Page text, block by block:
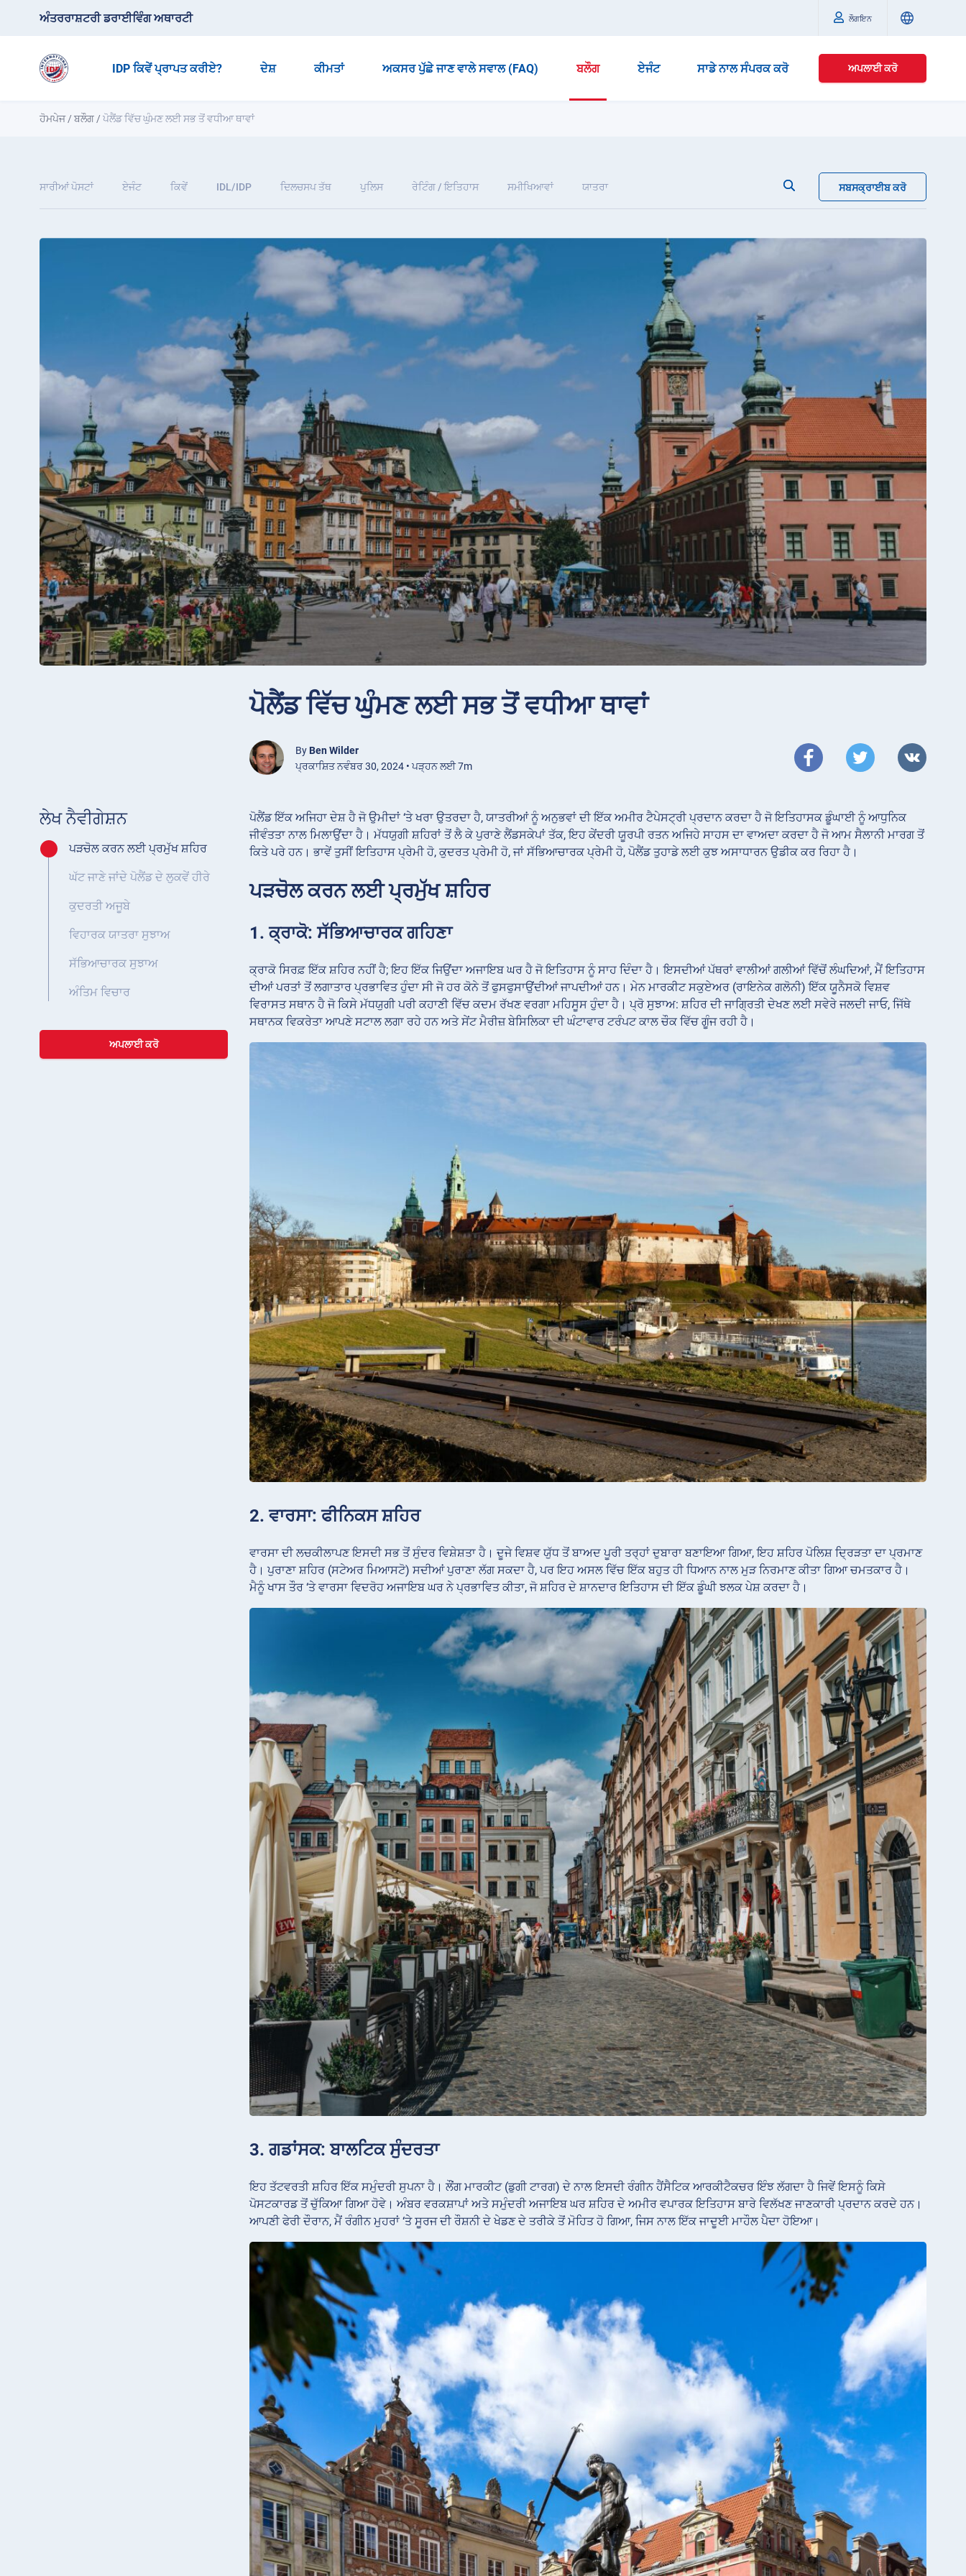
ਅੰਤਰਰਾਸ਼ਟਰੀ ਡਰਾਈਵਿੰਗ ਅਥਾਰਟੀ ਲੌਗਇਨ
IDP ਕਿਵੇਂ ਪ੍ਰਾਪਤ ਕਰੀਏ? ਦੇਸ਼ ਕੀਮਤਾਂ ਅਕਸਰ ਪੁੱਛੇ ਜਾਣ ਵਾਲੇ ਸਵਾਲ (FAQ) ਬਲੌਗ ਏਜੰਟ ਸਾਡੇ ਨਾਲ ਸੰਪਰਕ ਕਰੋ ਅਪਲਾਈ ਕਰੋ
ਹੋਮਪੇਜ/ਬਲੌਗ /ਪੋਲੈਂਡ ਵਿੱਚ ਘੁੰਮਣ ਲਈ ਸਭ ਤੋਂ ਵਧੀਆ ਥਾਵਾਂ
ਸਾਰੀਆਂ ਪੋਸਟਾਂ ਏਜੰਟ ਕਿਵੇਂ IDL/IDP ਦਿਲਚਸਪ ਤੱਥ ਪੁਲਿਸ ਰੇਟਿੰਗ / ਇਤਿਹਾਸ ਸਮੀਖਿਆਵਾਂ ਯਾਤਰਾ ਸਬਸਕ੍ਰਾਈਬ ਕਰੋ
ਪੋਲੈਂਡ ਵਿੱਚ ਘੁੰਮਣ ਲਈ ਸਭ ਤੋਂ ਵਧੀਆ ਥਾਵਾਂ
By Ben Wilder
ਪ੍ਰਕਾਸ਼ਿਤ ਨਵੰਬਰ 30, 2024 • ਪੜ੍ਹਨ ਲਈ 7m
ਲੇਖ ਨੈਵੀਗੇਸ਼ਨ
ਪੜਚੋਲ ਕਰਨ ਲਈ ਪ੍ਰਮੁੱਖ ਸ਼ਹਿਰ
ਘੱਟ ਜਾਣੇ ਜਾਂਦੇ ਪੋਲੈਂਡ ਦੇ ਲੁਕਵੇਂ ਹੀਰੇ
ਕੁਦਰਤੀ ਅਜੂਬੇ
ਵਿਹਾਰਕ ਯਾਤਰਾ ਸੁਝਾਅ
ਸੱਭਿਆਚਾਰਕ ਸੁਝਾਅ
ਅੰਤਿਮ ਵਿਚਾਰ
ਅਪਲਾਈ ਕਰੋ
ਪੋਲੈਂਡ ਇੱਕ ਅਜਿਹਾ ਦੇਸ਼ ਹੈ ਜੋ ਉਮੀਦਾਂ ‘ਤੇ ਖਰਾ ਉਤਰਦਾ ਹੈ, ਯਾਤਰੀਆਂ ਨੂੰ ਅਨੁਭਵਾਂ ਦੀ ਇੱਕ ਅਮੀਰ ਟੈਪੇਸਟ੍ਰੀ ਪ੍ਰਦਾਨ ਕਰਦਾ ਹੈ ਜੋ ਇਤਿਹਾਸਕ ਡੂੰਘਾਈ ਨੂੰ ਆਧੁਨਿਕ
ਜੀਵੰਤਤਾ ਨਾਲ ਮਿਲਾਉਂਦਾ ਹੈ। ਮੱਧਯੁਗੀ ਸ਼ਹਿਰਾਂ ਤੋਂ ਲੈ ਕੇ ਪੁਰਾਣੇ ਲੈਂਡਸਕੇਪਾਂ ਤੱਕ, ਇਹ ਕੇਂਦਰੀ ਯੂਰਪੀ ਰਤਨ ਅਜਿਹੇ ਸਾਹਸ ਦਾ ਵਾਅਦਾ ਕਰਦਾ ਹੈ ਜੋ ਆਮ ਸੈਲਾਨੀ ਮਾਰਗ ਤੋਂ
ਕਿਤੇ ਪਰੇ ਹਨ। ਭਾਵੇਂ ਤੁਸੀਂ ਇਤਿਹਾਸ ਪ੍ਰੇਮੀ ਹੋ, ਕੁਦਰਤ ਪ੍ਰੇਮੀ ਹੋ, ਜਾਂ ਸੱਭਿਆਚਾਰਕ ਪ੍ਰੇਮੀ ਹੋ, ਪੋਲੈਂਡ ਤੁਹਾਡੇ ਲਈ ਕੁਝ ਅਸਾਧਾਰਨ ਉਡੀਕ ਕਰ ਰਿਹਾ ਹੈ।
ਪੜਚੋਲ ਕਰਨ ਲਈ ਪ੍ਰਮੁੱਖ ਸ਼ਹਿਰ
1. ਕ੍ਰਾਕੋ: ਸੱਭਿਆਚਾਰਕ ਗਹਿਣਾ
ਕ੍ਰਾਕੋ ਸਿਰਫ਼ ਇੱਕ ਸ਼ਹਿਰ ਨਹੀਂ ਹੈ; ਇਹ ਇੱਕ ਜਿਉਂਦਾ ਅਜਾਇਬ ਘਰ ਹੈ ਜੋ ਇਤਿਹਾਸ ਨੂੰ ਸਾਹ ਦਿੰਦਾ ਹੈ। ਇਸਦੀਆਂ ਪੱਥਰਾਂ ਵਾਲੀਆਂ ਗਲੀਆਂ ਵਿੱਚੋਂ ਲੰਘਦਿਆਂ, ਮੈਂ ਇਤਿਹਾਸ
ਦੀਆਂ ਪਰਤਾਂ ਤੋਂ ਲਗਾਤਾਰ ਪ੍ਰਭਾਵਿਤ ਹੁੰਦਾ ਸੀ ਜੋ ਹਰ ਕੋਨੇ ਤੋਂ ਫੁਸਫੁਸਾਉਂਦੀਆਂ ਜਾਪਦੀਆਂ ਹਨ। ਮੇਨ ਮਾਰਕੀਟ ਸਕੁਏਅਰ (ਰਾਇਨੇਕ ਗਲੋਨੀ) ਇੱਕ ਯੂਨੈਸਕੋ ਵਿਸ਼ਵ
ਵਿਰਾਸਤ ਸਥਾਨ ਹੈ ਜੋ ਕਿਸੇ ਮੱਧਯੁਗੀ ਪਰੀ ਕਹਾਣੀ ਵਿੱਚ ਕਦਮ ਰੱਖਣ ਵਰਗਾ ਮਹਿਸੂਸ ਹੁੰਦਾ ਹੈ। ਪ੍ਰੋ ਸੁਝਾਅ: ਸ਼ਹਿਰ ਦੀ ਜਾਗ੍ਰਿਤੀ ਦੇਖਣ ਲਈ ਸਵੇਰੇ ਜਲਦੀ ਜਾਓ, ਜਿੱਥੇ
ਸਥਾਨਕ ਵਿਕਰੇਤਾ ਆਪਣੇ ਸਟਾਲ ਲਗਾ ਰਹੇ ਹਨ ਅਤੇ ਸੇਂਟ ਮੈਰੀਜ਼ ਬੇਸਿਲਿਕਾ ਦੀ ਘੰਟਾਵਾਰ ਟਰੰਪਟ ਕਾਲ ਚੌਕ ਵਿੱਚ ਗੂੰਜ ਰਹੀ ਹੈ।
2. ਵਾਰਸਾ: ਫੀਨਿਕਸ ਸ਼ਹਿਰ
ਵਾਰਸਾ ਦੀ ਲਚਕੀਲਾਪਣ ਇਸਦੀ ਸਭ ਤੋਂ ਸੁੰਦਰ ਵਿਸ਼ੇਸ਼ਤਾ ਹੈ। ਦੂਜੇ ਵਿਸ਼ਵ ਯੁੱਧ ਤੋਂ ਬਾਅਦ ਪੂਰੀ ਤਰ੍ਹਾਂ ਦੁਬਾਰਾ ਬਣਾਇਆ ਗਿਆ, ਇਹ ਸ਼ਹਿਰ ਪੋਲਿਸ਼ ਦ੍ਰਿੜਤਾ ਦਾ ਪ੍ਰਮਾਣ
ਹੈ। ਪੁਰਾਣਾ ਸ਼ਹਿਰ (ਸਟੇਅਰ ਮਿਆਸਟੋ) ਸਦੀਆਂ ਪੁਰਾਣਾ ਲੱਗ ਸਕਦਾ ਹੈ, ਪਰ ਇਹ ਅਸਲ ਵਿੱਚ ਇੱਕ ਬਹੁਤ ਹੀ ਧਿਆਨ ਨਾਲ ਮੁੜ ਨਿਰਮਾਣ ਕੀਤਾ ਗਿਆ ਚਮਤਕਾਰ ਹੈ।
ਮੈਨੂੰ ਖਾਸ ਤੌਰ ‘ਤੇ ਵਾਰਸਾ ਵਿਦਰੋਹ ਅਜਾਇਬ ਘਰ ਨੇ ਪ੍ਰਭਾਵਿਤ ਕੀਤਾ, ਜੋ ਸ਼ਹਿਰ ਦੇ ਸ਼ਾਨਦਾਰ ਇਤਿਹਾਸ ਦੀ ਇੱਕ ਡੂੰਘੀ ਝਲਕ ਪੇਸ਼ ਕਰਦਾ ਹੈ।
3. ਗਡਾਂਸਕ: ਬਾਲਟਿਕ ਸੁੰਦਰਤਾ
ਇਹ ਤੱਟਵਰਤੀ ਸ਼ਹਿਰ ਇੱਕ ਸਮੁੰਦਰੀ ਸੁਪਨਾ ਹੈ। ਲੌਂਗ ਮਾਰਕੀਟ (ਡੁਗੀ ਟਾਰਗ) ਦੇ ਨਾਲ ਇਸਦੀ ਰੰਗੀਨ ਹੈਂਸੈਟਿਕ ਆਰਕੀਟੈਕਚਰ ਇੰਝ ਲੱਗਦਾ ਹੈ ਜਿਵੇਂ ਇਸਨੂੰ ਕਿਸੇ
ਪੋਸਟਕਾਰਡ ਤੋਂ ਚੁੱਕਿਆ ਗਿਆ ਹੋਵੇ। ਅੰਬਰ ਵਰਕਸ਼ਾਪਾਂ ਅਤੇ ਸਮੁੰਦਰੀ ਅਜਾਇਬ ਘਰ ਸ਼ਹਿਰ ਦੇ ਅਮੀਰ ਵਪਾਰਕ ਇਤਿਹਾਸ ਬਾਰੇ ਵਿਲੱਖਣ ਜਾਣਕਾਰੀ ਪ੍ਰਦਾਨ ਕਰਦੇ ਹਨ।
ਆਪਣੀ ਫੇਰੀ ਦੌਰਾਨ, ਮੈਂ ਰੰਗੀਨ ਮੁਹਰਾਂ ‘ਤੇ ਸੂਰਜ ਦੀ ਰੌਸ਼ਨੀ ਦੇ ਖੇਡਣ ਦੇ ਤਰੀਕੇ ਤੋਂ ਮੋਹਿਤ ਹੋ ਗਿਆ, ਜਿਸ ਨਾਲ ਇੱਕ ਜਾਦੂਈ ਮਾਹੌਲ ਪੈਦਾ ਹੋਇਆ।